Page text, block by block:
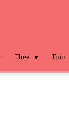
Thee Tuin